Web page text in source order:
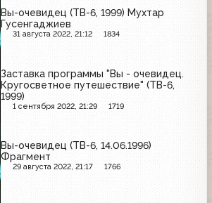
Вы-очевидец (ТВ-6, 1999) Мухтар
Гусенгаджиев
31 августа 2022, 21:12 1834
Заставка программы "Вы - очевидец.
Кругосветное путешествие" (ТВ-6,
1999)
1 сентября 2022, 21:29 1719
Вы-очевидец (ТВ-6, 14.06.1996)
Фрагмент
29 августа 2022, 21:17 1766